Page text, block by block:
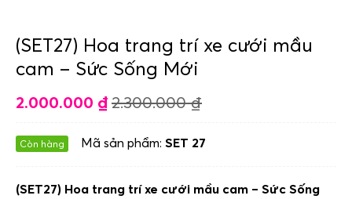
(SET27) Hoa trang trí xe cưới mầu
cam – Sức Sống Mới
2.000.000 ₫ 2.300.000₫
Còn hàng Mã sản phẩm: SET 27
(SET27) Hoa trang trí xe cưới mầu cam – Sức Sống